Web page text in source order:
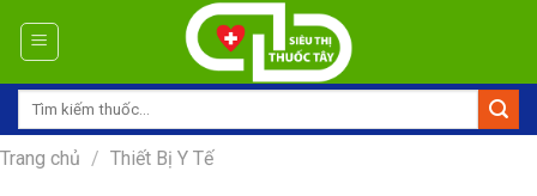
Tìm
Trang chủ / Thiết Bị Y Tế